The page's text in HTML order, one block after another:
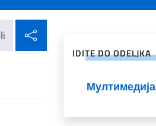
IDITE DO ODELJKA
Мултимедија